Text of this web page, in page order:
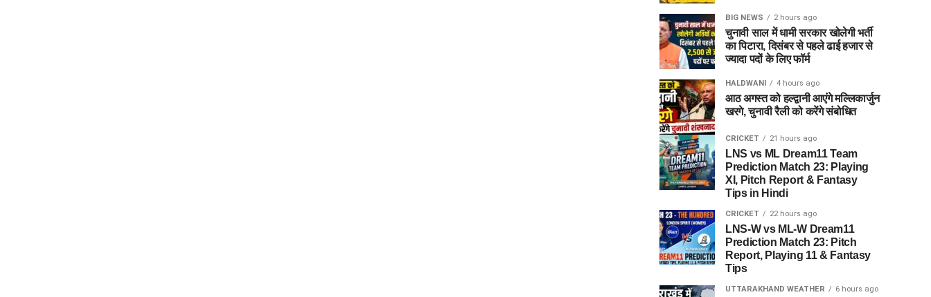
BIG NEWS 2 hours ago
चुनावी साल में धामी सरकार खोलेगी भर्ती
का पिटारा, दिसंबर से पहले ढाई हजार से
ज्यादा पदों के लिए फॉर्म
HALDWANI 4 hours ago
आठ अगस्त को हल्द्वानी आएंगे मल्लिकार्जुन
खरगे, चुनावी रैली को करेंगे संबोधित
CRICKET 21 hours ago
LNS vs ML Dream11 Team
Prediction Match 23: Playing
XI, Pitch Report & Fantasy
Tips in Hindi
CRICKET 22 hours ago
LNS-W vs ML-W Dream11
Prediction Match 23: Pitch
Report, Playing 11 & Fantasy
Tips
UTTARAKHAND WEATHER 6 hours ago